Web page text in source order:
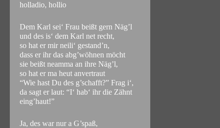
holladio, hollio
Dem Karl sei‘ Frau beißt gern Näg’l
und des is‘ dem Karl net recht,
so hat er mir neili‘ gestand’n,
dass er ihr das abg’wöhnen möcht
sie beißt neamma an ihre Näg’l,
so hat er ma heut anvertraut
“Wie hast Du des g’schafft?” Frag i‘,
da sagt er laut: “I‘ hab‘ ihr die Zähnt
eing’haut!”
Ja, des war nur a G’spaß,